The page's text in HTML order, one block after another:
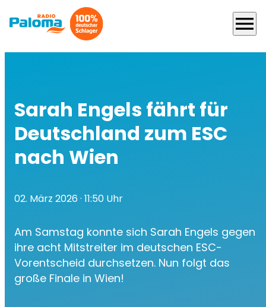
menu
Sarah Engels fährt für
Deutschland zum ESC
nach Wien
02. März 2026· 11:50 Uhr
Am Samstag konnte sich Sarah Engels gegen
ihre acht Mitstreiter im deutschen ESC-
Vorentscheid durchsetzen. Nun folgt das
große Finale in Wien!